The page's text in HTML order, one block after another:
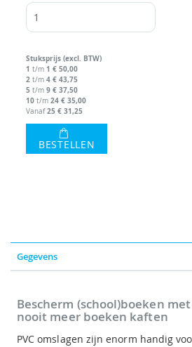
Stuksprijs (excl. BTW)
1 t/m 1 € 50,00
2 t/m 4 € 43,75
5 t/m 9 € 37,50
10 t/m 24 € 35,00
Vanaf25 € 31,25
BESTELLEN
Gegevens
Bescherm (school)boeken met
nooit meer boeken kaften
PVC omslagen zijn enorm handig